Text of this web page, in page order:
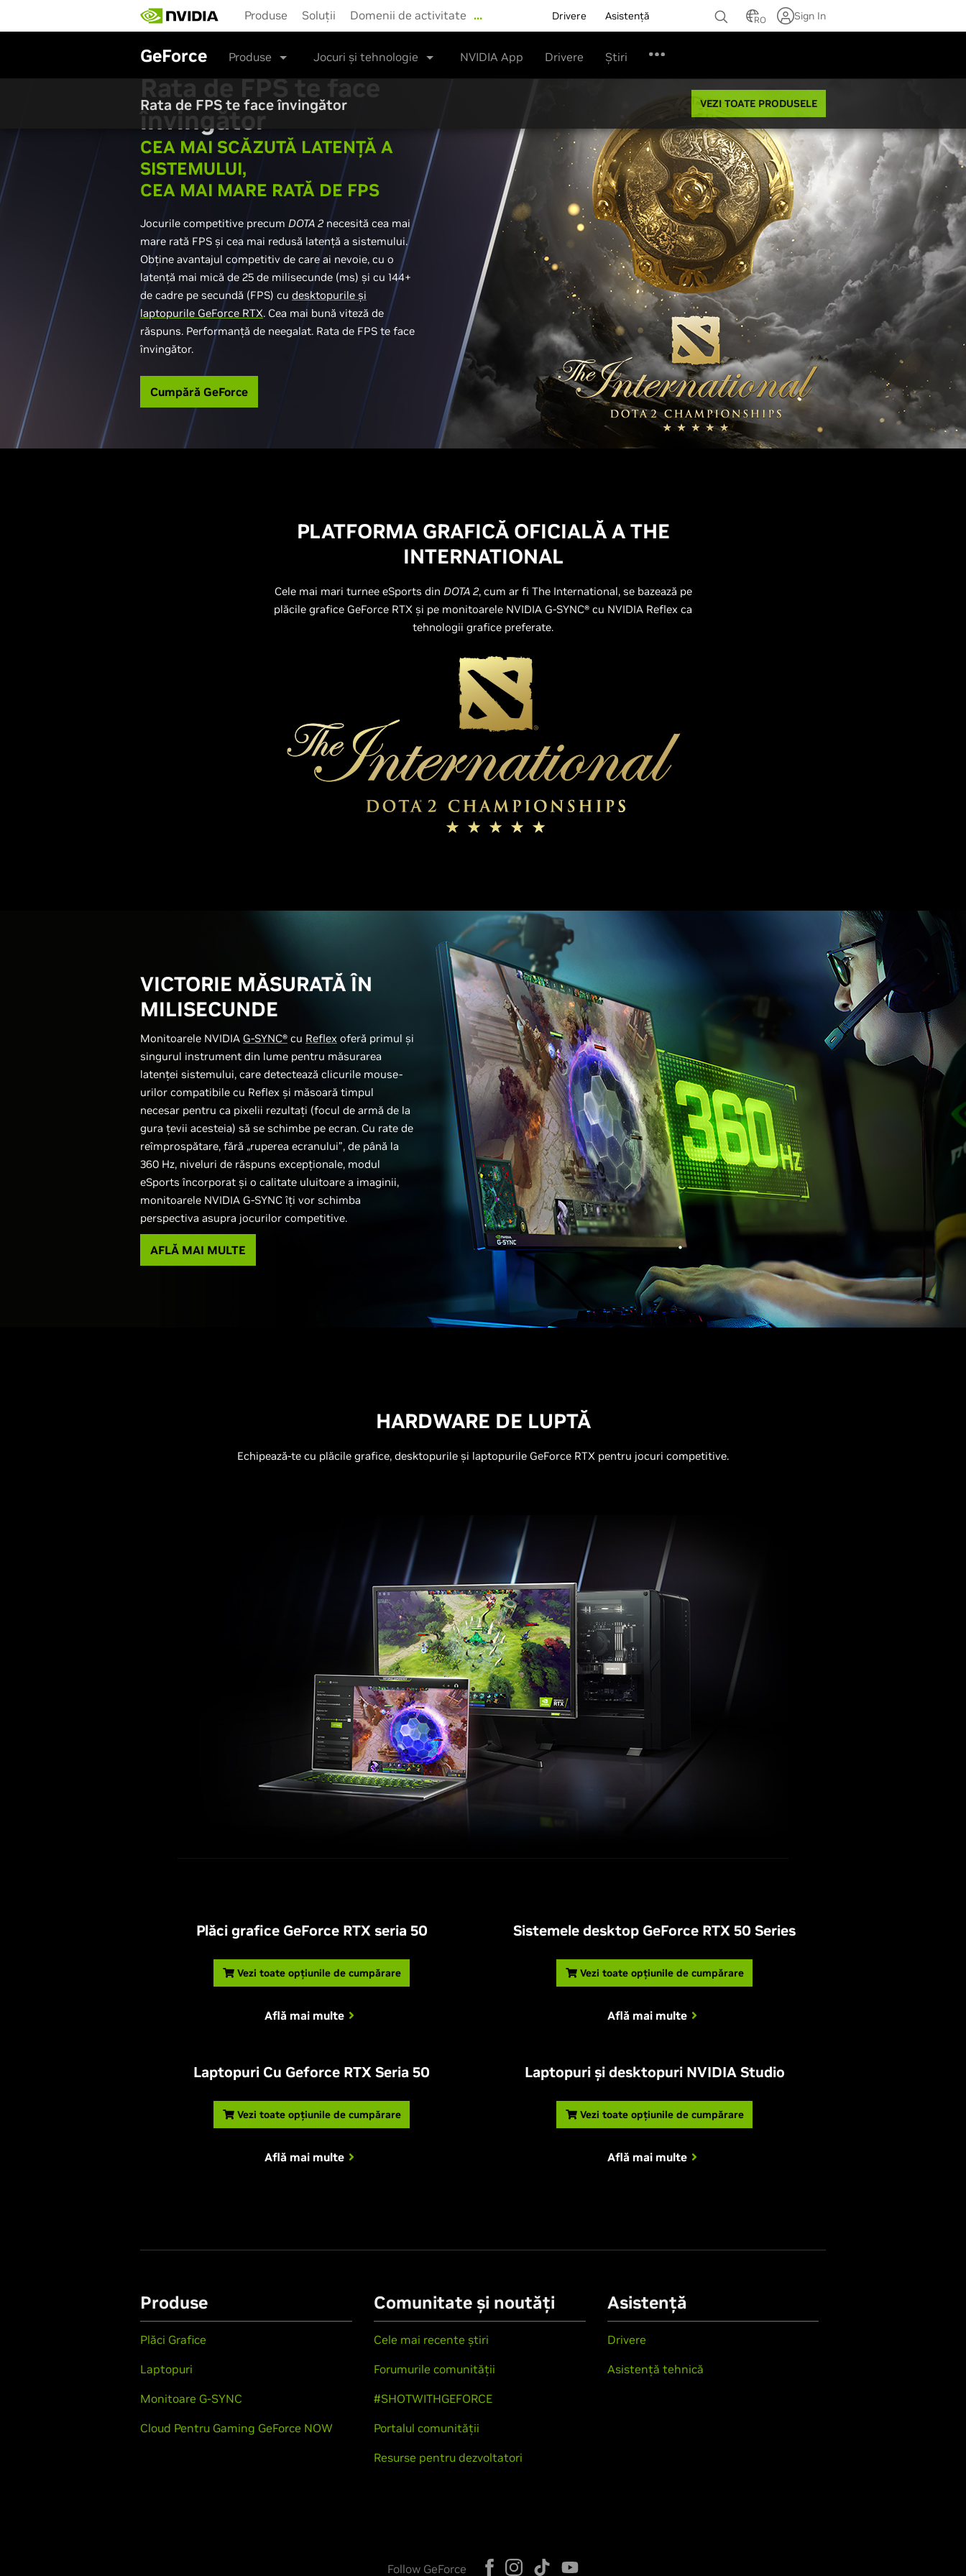
main
Produse Soluții Domenii de activitate … Drivere Asistență RO Sign In
GeForce Produse Jocuri și tehnologie NVIDIA App Drivere Știri
Rata de FPS te face învingător VEZI TOATE PRODUSELE
Rata de FPS te face
învingător
CEA MAI SCĂZUTĂ LATENȚĂ A
SISTEMULUI,
CEA MAI MARE RATĂ DE FPS
Jocurile competitive precum DOTA 2 necesită cea mai
mare rată FPS și cea mai redusă latență a sistemului.
Obține avantajul competitiv de care ai nevoie, cu o
latență mai mică de 25 de milisecunde (ms) și cu 144+
de cadre pe secundă (FPS) cu desktopurile și
laptopurile GeForce RTX. Cea mai bună viteză de
răspuns. Performanță de neegalat. Rata de FPS te face
învingător.
Cumpără GeForce
PLATFORMA GRAFICĂ OFICIALĂ A THE
INTERNATIONAL
Cele mai mari turnee eSports din DOTA 2, cum ar fi The International, se bazează pe
plăcile grafice GeForce RTX și pe monitoarele NVIDIA G-SYNC® cu NVIDIA Reflex ca
tehnologii grafice preferate.
VICTORIE MĂSURATĂ ÎN
MILISECUNDE
Monitoarele NVIDIA G-SYNC® cu Reflex oferă primul și
singurul instrument din lume pentru măsurarea
latenței sistemului, care detectează clicurile mouse-
urilor compatibile cu Reflex și măsoară timpul
necesar pentru ca pixelii rezultați (focul de armă de la
gura țevii acesteia) să se schimbe pe ecran. Cu rate de
reîmprospătare, fără „ruperea ecranului”, de până la
360 Hz, niveluri de răspuns excepționale, modul
eSports încorporat și o calitate uluitoare a imaginii,
monitoarele NVIDIA G-SYNC îți vor schimba
perspectiva asupra jocurilor competitive.
AFLĂ MAI MULTE
HARDWARE DE LUPTĂ
Echipează-te cu plăcile grafice, desktopurile și laptopurile GeForce RTX pentru jocuri competitive.
Plăci grafice GeForce RTX seria 50
Vezi toate opțiunile de cumpărare
Află mai multe
Sistemele desktop GeForce RTX 50 Series
Vezi toate opțiunile de cumpărare
Află mai multe
Laptopuri Cu Geforce RTX Seria 50
Vezi toate opțiunile de cumpărare
Află mai multe
Laptopuri și desktopuri NVIDIA Studio
Vezi toate opțiunile de cumpărare
Află mai multe
Produse
Plăci Grafice
Laptopuri
Monitoare G-SYNC
Cloud Pentru Gaming GeForce NOW
Comunitate și noutăți
Cele mai recente știri
Forumurile comunității
#SHOTWITHGEFORCE
Portalul comunității
Resurse pentru dezvoltatori
Asistență
Drivere
Asistență tehnică
Follow GeForce